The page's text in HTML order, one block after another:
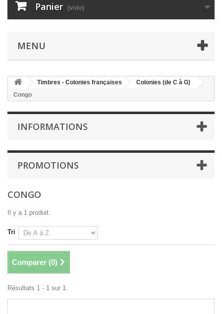
Panier (vide)
MENU
Timbres - Colonies françaises
Colonies (de C à G)
Congo
INFORMATIONS
PROMOTIONS
CONGO
Il y a 1 produit.
Tri
Comparer (0)
Résultats 1 - 1 sur 1.